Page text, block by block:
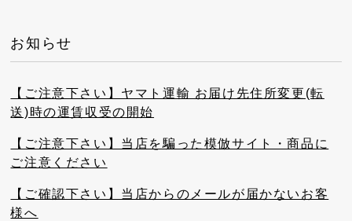
お知らせ
【ご注意下さい】ヤマト運輸 お届け先住所変更(転
送)時の運賃収受の開始
【ご注意下さい】当店を騙った模倣サイト・商品に
ご注意ください
【ご確認下さい】当店からのメールが届かないお客
様へ